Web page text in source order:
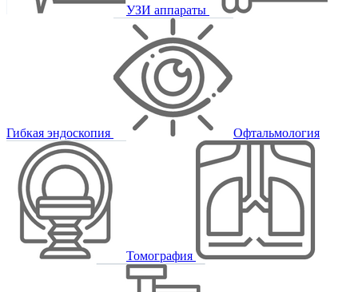
УЗИ аппараты
Гибкая эндоскопия Офтальмология
Томография